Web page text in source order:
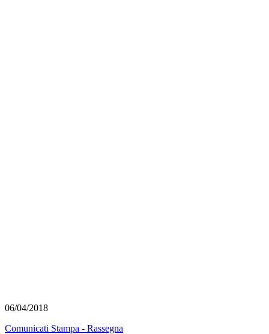
06/04/2018
Comunicati Stampa - Rassegna